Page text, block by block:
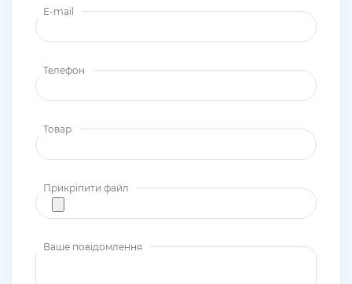
E-mail
Телефон
Товар
Прикріпити файл
Ваше повідомлення